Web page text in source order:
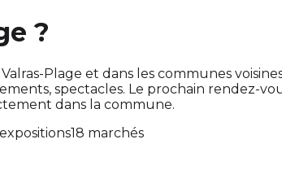
?
Plage et dans les communes
spectacles. Le prochain rendez-
dans la commune.
18 marchés